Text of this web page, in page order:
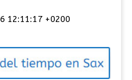
12:11:17 +0200